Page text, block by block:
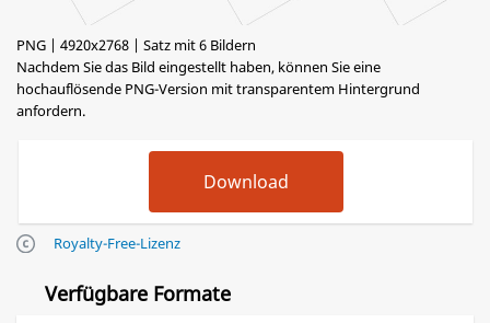
PNG | 4920x2768 | Satz mit 6 Bildern
Nachdem Sie das Bild eingestellt haben, können Sie eine
hochauflösende PNG-Version mit transparentem Hintergrund
anfordern.
Royalty-Free-Lizenz
Verfügbare Formate